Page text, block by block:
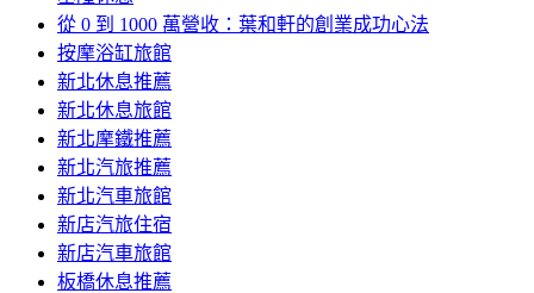
從 0 到 1000 萬營收：葉和軒的創業成功心法
按摩浴缸旅館
新北休息推薦
新北休息旅館
新北摩鐵推薦
新北汽旅推薦
新北汽車旅館
新店汽旅住宿
新店汽車旅館
板橋休息推薦